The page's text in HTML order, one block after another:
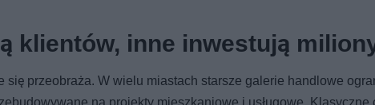
klientów, inne inwestują
przeobraża. W wielu miastach starsze galerie handlowe